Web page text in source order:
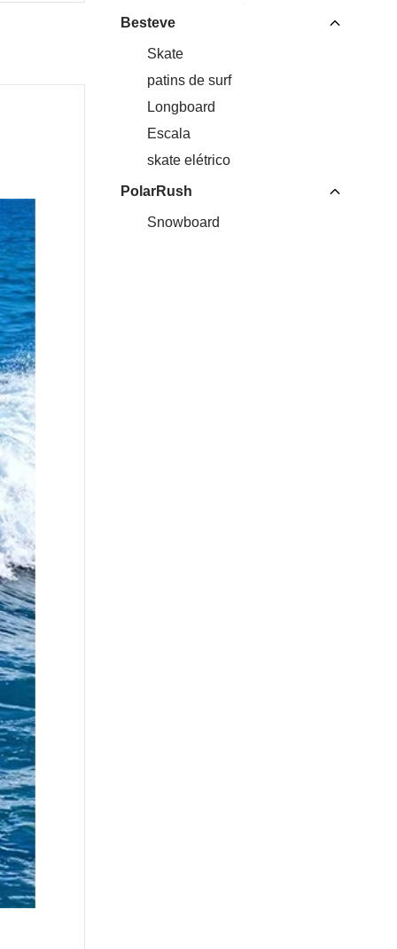
Besteve
Skate
patins de surf
Longboard
Escala
skate elétrico
PolarRush
Snowboard